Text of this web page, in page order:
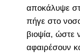
αποκάλυψε
πήγε στο
βιοψία, ώστε
αφαιρέσουν